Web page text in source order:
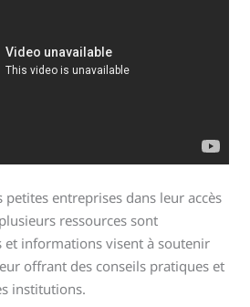
petites entreprises dans leur accès
ressources sont
et informations visent à soutenir
offrant des conseils pratiques et
institutions.